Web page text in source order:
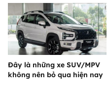
Đây là những xe SUV/MPV
không nên bỏ qua hiện nay